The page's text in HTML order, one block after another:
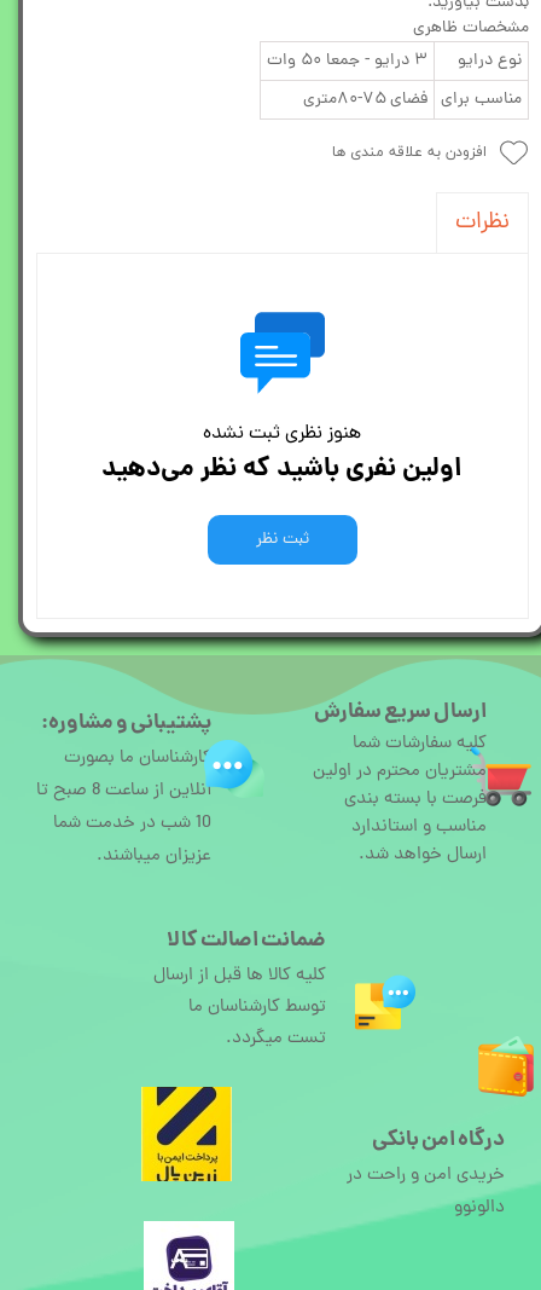
مشخصات ظاهری
نوع درایو
۳ درایو - جمعا ۵۰ وات
مناسب برای فضای ۷۵-۸۰متری
افزودن به علاقه مندی ها
نظرات
هنوز نظری ثبت نشده
اولین نفری باشید که نظر می‌دهید
ثبت نظر
ارسال سریع سفارش
کلیه سفارشات شما
مشتریان محترم در اولین
فرصت با بسته بندی
مناسب و استاندارد
ارسال خواهد شد.
درگاه امن بانکی
خریدی امن و راحت در
دالونوو
پشتیبانی و مشاوره:
کارشناسان ما بصورت
آنلاین از ساعت 8 صبح تا
10 شب در خدمت شما
عزیزان میباشند.
ضمانت اصالت کالا
کلیه کالا ها قبل از ارسال
توسط کارشناسان ما
تست میگردد.